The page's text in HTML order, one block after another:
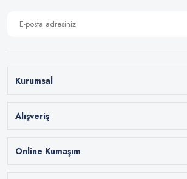
Kurumsal
Alışveriş
Online Kumaşım